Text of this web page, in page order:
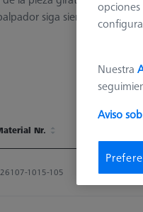
siga siendo flexible.
Nr.
1015-105
Nuestra
Aviso